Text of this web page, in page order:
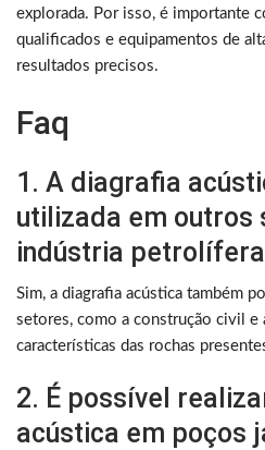
explorada. Por isso, é importante
qualificados e equipamentos de
resultados precisos.
Faq
1. A diagrafia
utilizada em outros
indústria
Sim, a diagrafia acústica também
setores, como a construção civil e
características das rochas
2. É possível
acústica em poços